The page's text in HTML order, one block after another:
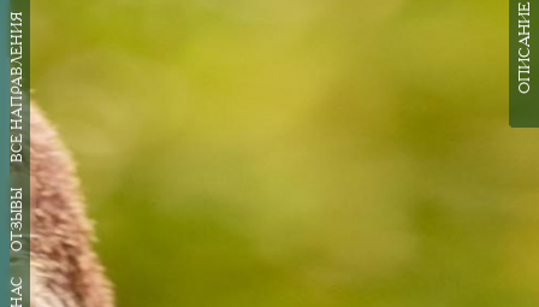
ВСЕ НАПРАВЛЕНИЯ
ОТЗЫВЫ
ОПИСАНИЕ